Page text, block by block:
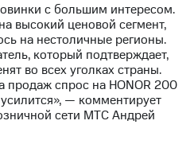
с большим интересом.
высокий ценовой сегмент,
на нестоличные регионы.
который подтверждает,
во всех уголках страны.
продаж спрос на HONOR 200
— комментирует
сети МТС Андрей